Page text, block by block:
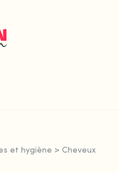
et hygiène > Cheveux